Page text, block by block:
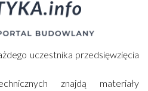
uczestnika przedsięwzięcia
znajdą materiały